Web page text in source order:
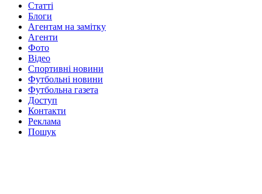
Статті
Блоги
Агентам на замітку
Агенти
Фото
Відео
Спортивні новини
Футбольні новини
Футбольна газета
Доступ
Контакти
Реклама
Пошук